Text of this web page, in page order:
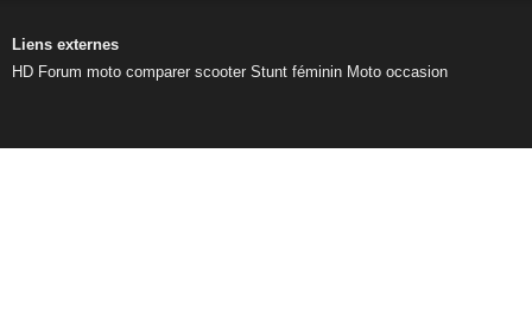
Liens externes
HD Forum moto comparer scooter Stunt féminin Moto occasion